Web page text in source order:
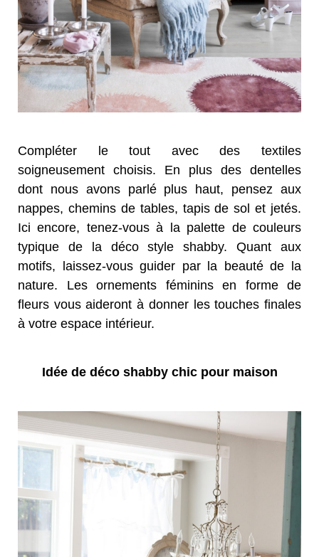
Compléter le tout avec des textiles
soigneusement choisis. En plus des dentelles
dont nous avons parlé plus haut, pensez aux
nappes, chemins de tables, tapis de sol et jetés.
Ici encore, tenez-vous à la palette de couleurs
typique de la déco style shabby. Quant aux
motifs, laissez-vous guider par la beauté de la
nature. Les ornements féminins en forme de
fleurs vous aideront à donner les touches finales
à votre espace intérieur.
Idée de déco shabby chic pour maison